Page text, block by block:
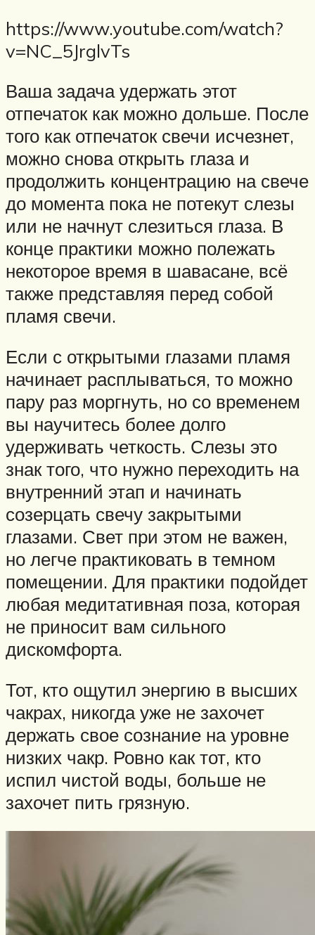
https://www.youtube.com/watch?
v=NC_5JrglvTs
Ваша задача удержать этот
отпечаток как можно дольше. После
того как отпечаток свечи исчезнет,
можно снова открыть глаза и
продолжить концентрацию на свече
до момента пока не потекут слезы
или не начнут слезиться глаза. В
конце практики можно полежать
некоторое время в шавасане, всё
также представляя перед собой
пламя свечи.
Если с открытыми глазами пламя
начинает расплываться, то можно
пару раз моргнуть, но со временем
вы научитесь более долго
удерживать четкость. Слезы это
знак того, что нужно переходить на
внутренний этап и начинать
созерцать свечу закрытыми
глазами. Свет при этом не важен,
но легче практиковать в темном
помещении. Для практики подойдет
любая медитативная поза, которая
не приносит вам сильного
дискомфорта.
Тот, кто ощутил энергию в высших
чакрах, никогда уже не захочет
держать свое сознание на уровне
низких чакр. Ровно как тот, кто
испил чистой воды, больше не
захочет пить грязную.